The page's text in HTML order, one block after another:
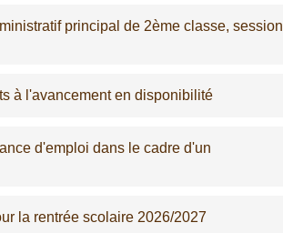
principal de 2ème classe, session
à l'avancement en disponibilité
d'emploi dans le cadre d'un
la rentrée scolaire 2026/2027